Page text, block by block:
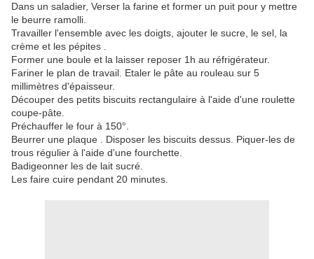
Dans un saladier, Verser la farine et former un puit pour y mettre
le beurre ramolli.
Travailler l'ensemble avec les doigts, ajouter le sucre, le sel, la
crème et les pépites .
Former une boule et la laisser reposer 1h au réfrigérateur.
Fariner le plan de travail. Etaler le pâte au rouleau sur 5
millimètres d'épaisseur.
Découper des petits biscuits rectangulaire à l'aide d'une roulette
coupe-pâte.
Préchauffer le four à 150°.
Beurrer une plaque . Disposer les biscuits dessus. Piquer-les de
trous régulier à l'aide d'une fourchette.
Badigeonner les de lait sucré.
Les faire cuire pendant 20 minutes.